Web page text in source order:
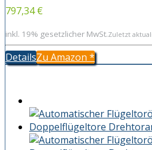
797,34 €
inkl. 19% gesetzlicher MwSt.Zuletzt
DetailsZu Amazon *